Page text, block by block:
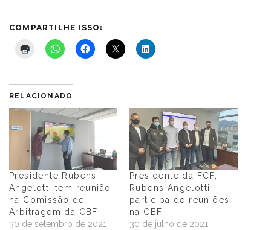
COMPARTILHE ISSO:
RELACIONADO
Presidente Rubens
Angelotti tem reunião
na Comissão de
Arbitragem da CBF
30 de setembro de 2021
Presidente da FCF,
Rubens Angelotti,
participa de reuniões
na CBF
30 de julho de 2021